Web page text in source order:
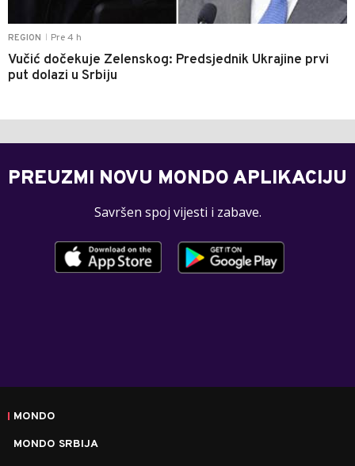
REGION Pre 4 h
Vučić dočekuje Zelenskog: Predsjednik Ukrajine prvi
put dolazi u Srbiju
PREUZMI NOVU MONDO APLIKACIJU
Savršen spoj vijesti i zabave.
MONDO
MONDO SRBIJA